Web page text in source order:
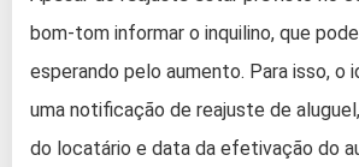
bom-tom informar o inquilino, que
esperando pelo aumento. Para isso, o
uma notificação de reajuste de
do locatário e data da efetivação do